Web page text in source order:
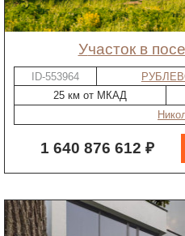
участок в
ID-553964
25 км от МКАД
1 640 876 612 ₽